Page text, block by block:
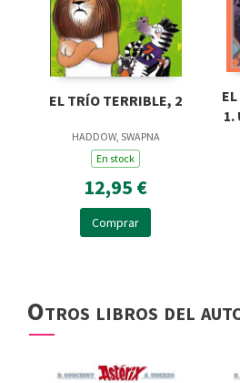
EL TRÍO TERRIBLE, 2
HADDOW, SWAPNA
En stock
12,95 €
Comprar
1.
Otros libros del